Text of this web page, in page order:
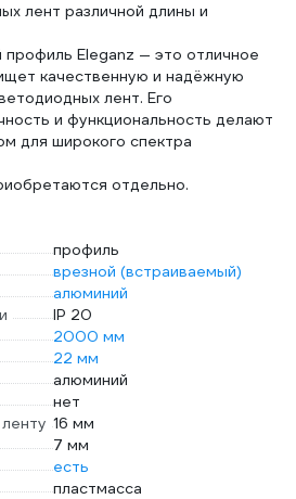
лент различной длины и
Eleganz — это отличное
качественную и надёжную
лент. Его
и функциональность делают
для широкого спектра
отдельно.
профиль
врезной (встраиваемый)
алюминий
IP 20
2000 мм
22 мм
алюминий
нет
16 мм
7 мм
есть
пластмасса